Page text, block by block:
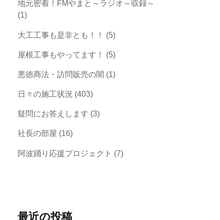
地元密着！FMやまと～ラジオ～収録～
(1)
大工工事も是非とも！！ (5)
屋根工事もやってます！ (5)
悪徳商法・訪問販売の闇 (1)
日々の施工状況 (403)
疑問にお答えします (3)
社長の部屋 (16)
阿波踊り応援プロジェクト (7)
最近の投稿